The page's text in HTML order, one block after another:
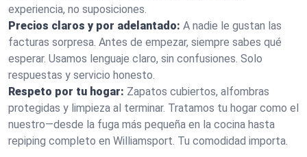
experiencia, no suposiciones.
Precios claros y por adelantado: A nadie le gustan las
facturas sorpresa. Antes de empezar, siempre sabes qué
esperar. Usamos lenguaje claro, sin confusiones. Solo
respuestas y servicio honesto.
Respeto por tu hogar: Zapatos cubiertos, alfombras
protegidas y limpieza al terminar. Tratamos tu hogar como el
nuestro—desde la fuga más pequeña en la cocina hasta
repiping completo en Williamsport. Tu comodidad importa.